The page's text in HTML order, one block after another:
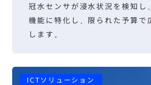
冠水センサが浸水状況を検知し
機能に特化し、限られた予算で
します。
ICTソリューション